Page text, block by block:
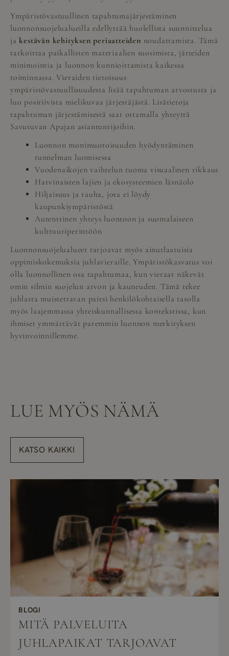
Ympäristövastuullinen tapahtumajärjestäminen
luonnonsuojelualueilla edellyttää huolellista suunnittelua
jakestävän kehityksen periaatteiden noudattamista. Tämä
tarkoittaa paikallisten materiaalien suosimista, jätteiden
minimointia ja luonnon kunnioittamista kaikessa
toiminnassa. Vieraiden tietoisuus
ympäristövastuullisuudesta lisää tapahtuman arvostusta ja
luo positiivista mielikuvaa järjestäjästä. Lisätietoja
tapahtuman järjestämisestä saat ottamalla yhteyttä
Savutuvan Apajan asiantuntijoihin.
Luonnon monimuotoisuuden hyödyntäminen
tunnelman luomisessa
Vuodenaikojen vaihtelun tuoma visuaalinen rikkaus
Harvinaisten lajien ja ekosysteemien läsnäolo
Hiljaisuus ja rauha, jota ei löydy
kaupunkiympäristöstä
Autenttinen yhteys luontoon ja suomalaiseen
kulttuuriperintöön
Luonnonsuojelualueet tarjoavat myös ainutlaatuisia
oppimiskokemuksia juhlavieraille. Ympäristökasvatus voi
olla luonnollinen osa tapahtumaa, kun vieraat näkevät
omin silmin suojelun arvon ja kauneuden. Tämä tekee
juhlasta muistettavan paitsi henkilökohtaisella tasolla
myös laajemmassa yhteiskunnallisessa kontekstissa, kun
ihmiset ymmärtävät paremmin luonnon merkityksen
hyvinvoinnillemme.
LUE MYÖS NÄMÄ
KATSO KAIKKI
BLOGI
MITÄ PALVELUITA
JUHLAPAIKAT TARJOAVAT